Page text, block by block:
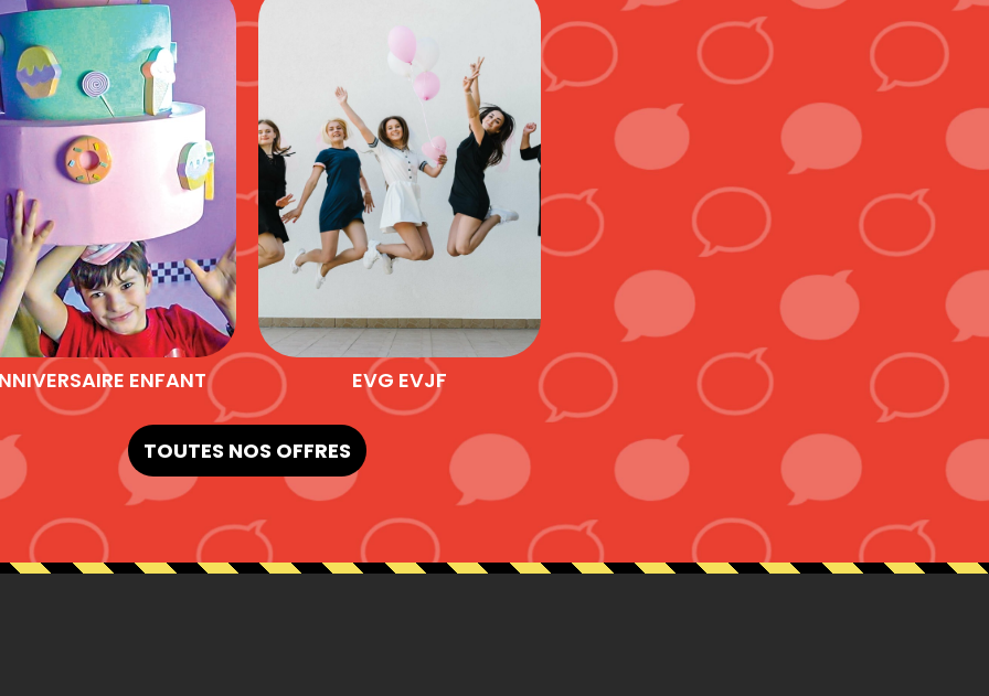
ENFANT EVG EVJF
TOUTES NOS OFFRES